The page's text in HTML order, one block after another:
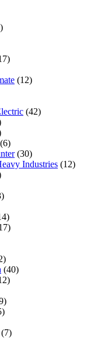
(12)
(42)
(6)
(30)
Industries (12)
(40)
(7)